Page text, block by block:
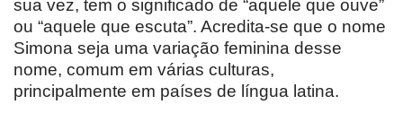
sua vez, tem o significado de “aquele que ouve”
ou “aquele que escuta”. Acredita-se que o nome
Simona seja uma variação feminina desse
nome, comum em várias culturas,
principalmente em países de língua latina.